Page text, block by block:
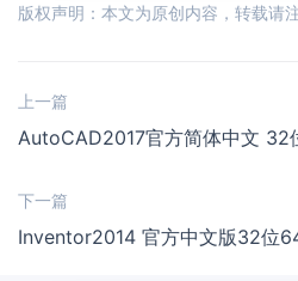
版权声明：本文为原创内容，转载请
上一篇
AutoCAD2017官方简体中文
下一篇
Inventor2014 官方中文版32位